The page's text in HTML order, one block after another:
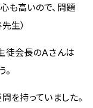
も高いので、問題
生）
徒会長のＡさんは
を持っていました。